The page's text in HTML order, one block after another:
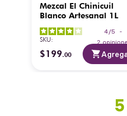
Mezcal El Chinicuil
Blanco Artesanal 1L
4 /5
-
2
SKU:
$199.00